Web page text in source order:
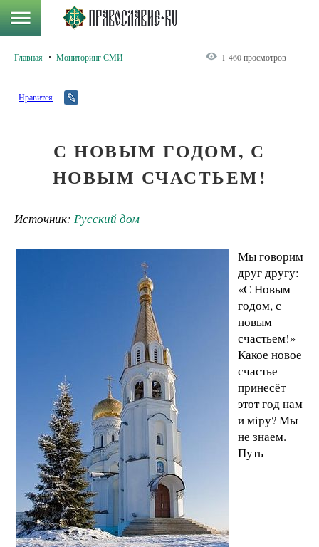
Главная Мониторинг СМИ 1 460 просмотров
Нравится
С НОВЫМ ГОДОМ, С
НОВЫМ СЧАСТЬЕМ!
Источник: Русский дом
Мы говорим
друг другу:
«С Новым
годом, с
новым
счастьем!»
Какое новое
счастье
принесёт
этот год нам
и мiру? Мы
не знаем.
Путь